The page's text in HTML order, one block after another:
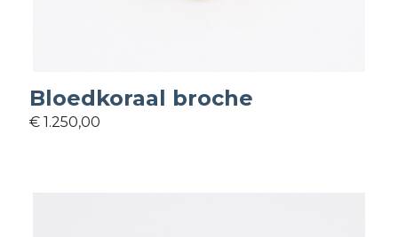
Bloedkoraal broche
€ 1.250,00